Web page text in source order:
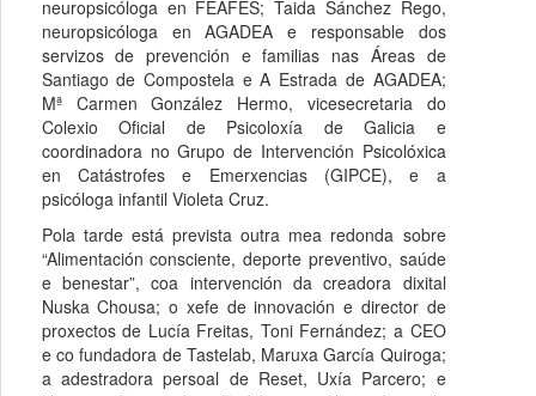
neuropsicóloga en FEAFES; Taida Sánchez Rego,
neuropsicóloga en AGADEA e responsable dos
servizos de prevención e familias nas Áreas de
Santiago de Compostela e A Estrada de AGADEA;
Mª Carmen González Hermo, vicesecretaria do
Colexio Oficial de Psicoloxía de Galicia e
coordinadora no Grupo de Intervención Psicolóxica
en Catástrofes e Emerxencias (GIPCE), e a
psicóloga infantil Violeta Cruz.
Pola tarde está prevista outra mea redonda sobre
“Alimentación consciente, deporte preventivo, saúde
e benestar”, coa intervención da creadora dixital
Nuska Chousa; o xefe de innovación e director de
proxectos de Lucía Freitas, Toni Fernández; a CEO
e co fundadora de Tastelab, Maruxa García Quiroga;
a adestradora persoal de Reset, Uxía Parcero; e